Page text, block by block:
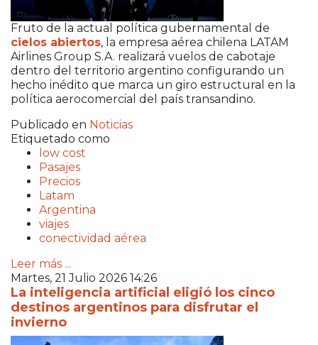
Fruto de la actual política gubernamental de
cielos abiertos, la empresa aérea chilena LATAM
Airlines Group S.A. realizará vuelos de cabotaje
dentro del territorio argentino configurando un
hecho inédito que marca un giro estructural en la
política aerocomercial del país transandino.
Publicado en Noticias
Etiquetado como
low cost
Pasajes
Precios
Latam
Argentina
viajes
conectividad aérea
Leer más ...
Martes, 21 Julio 2026 14:26
La inteligencia artificial eligió los cinco
destinos argentinos para disfrutar el
invierno